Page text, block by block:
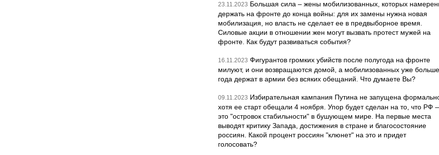
23.11.2023 Большая сила – жены мобилизованных, которых
держать на фронте до конца войны: для их замены нужна новая
мобилизация, но власть не сделает ее в предвыборное время.
Силовые акции в отношении жен могут вызвать протест мужей на
фронте. Как будут развиваться события?
16.11.2023 Фигурантов громких убийств после полугода на фронте
милуют, и они возвращаются домой, а мобилизованных уже больше
года держат в армии без всяких обещаний. Что думаете Вы?
09.11.2023 Избирательная кампания Путина не запущена
хотя ее старт обещали 4 ноября. Упор будет сделан на то, что РФ
это "островок стабильности" в бушующем мире. На первые места
выводят критику Запада, достижения в стране и благосостояние
россиян. Какой процент россиян "клюнет" на это и придет
голосовать?